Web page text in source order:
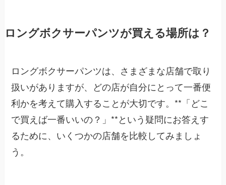
ロングボクサーパンツが買える場所は？
ロングボクサーパンツは、さまざまな店舗で取り
扱いがありますが、どの店が自分にとって一番便
利かを考えて購入することが大切です。**「どこ
で買えば一番いいの？」**という疑問にお答えす
るために、いくつかの店舗を比較してみましょ
う。